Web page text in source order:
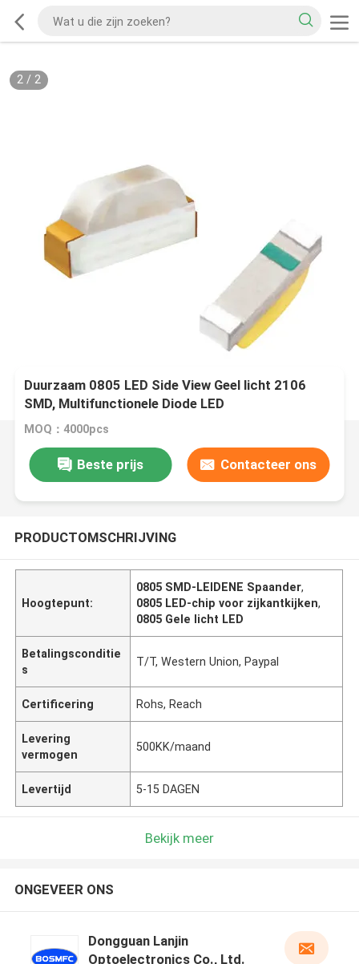
2/ 2
Duurzaam 0805 LED Side View Geel licht 2106
SMD, Multifunctionele Diode LED
MOQ：4000pcs
Beste prijs Contacteer ons
PRODUCTOMSCHRIJVING
Hoogtepunt:
0805 SMD-LEIDENE Spaander,
0805 LED-chip voor zijkantkijken,
0805 Gele licht LED
Betalingsconditie
s
T/T, Western Union, Paypal
Certificering Rohs, Reach
Levering
vermogen
500KK/maand
Levertijd 5-15 DAGEN
Bekijk meer
ONGEVEER ONS
Dongguan Lanjin
Optoelectronics Co., Ltd.